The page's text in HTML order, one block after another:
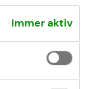
Immer aktiv